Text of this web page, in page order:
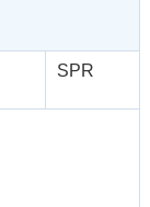
SPR